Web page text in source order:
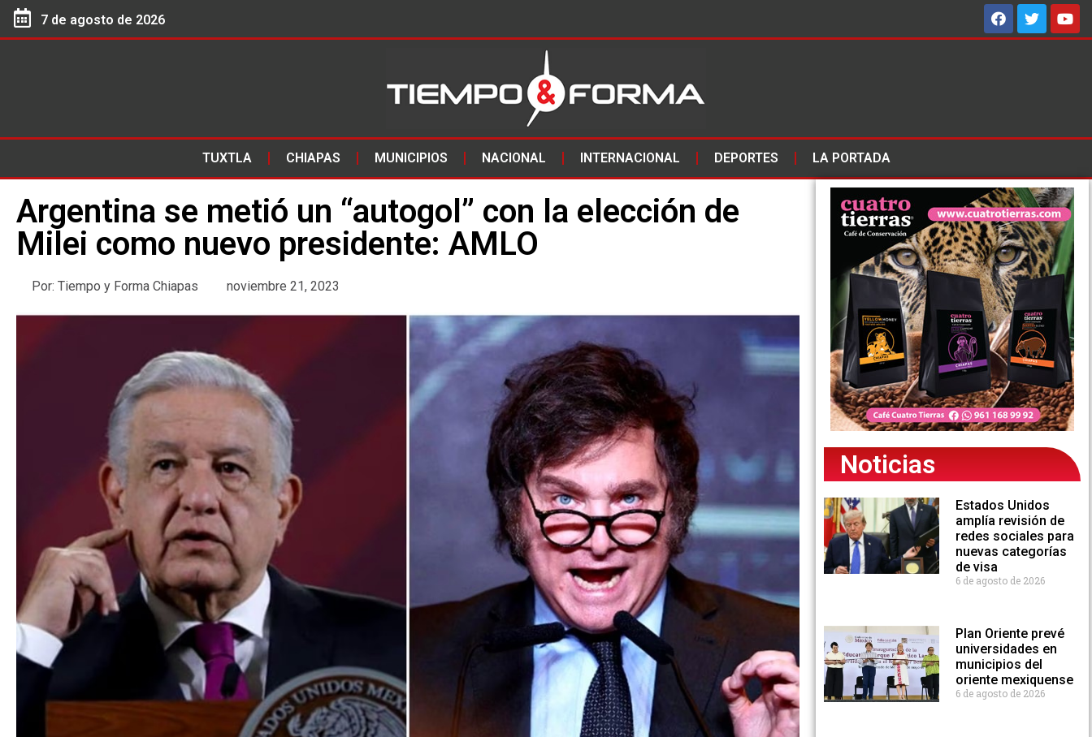
7 de agosto de 2026
TUXTLA CHIAPAS MUNICIPIOS NACIONAL INTERNACIONAL DEPORTES LA PORTADA
Argentina se metió un “autogol” con la elección de
Milei como nuevo presidente: AMLO
Por: Tiempo y Forma Chiapas noviembre 21, 2023
Noticias
Estados Unidos
amplía revisión de
redes sociales para
nuevas categorías
de visa
6 de agosto de 2026
Plan Oriente prevé
universidades en
municipios del
oriente mexiquense
6 de agosto de 2026